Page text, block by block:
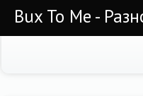
Bux To Me -